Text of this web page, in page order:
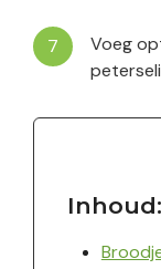
Voeg
Inhoud: